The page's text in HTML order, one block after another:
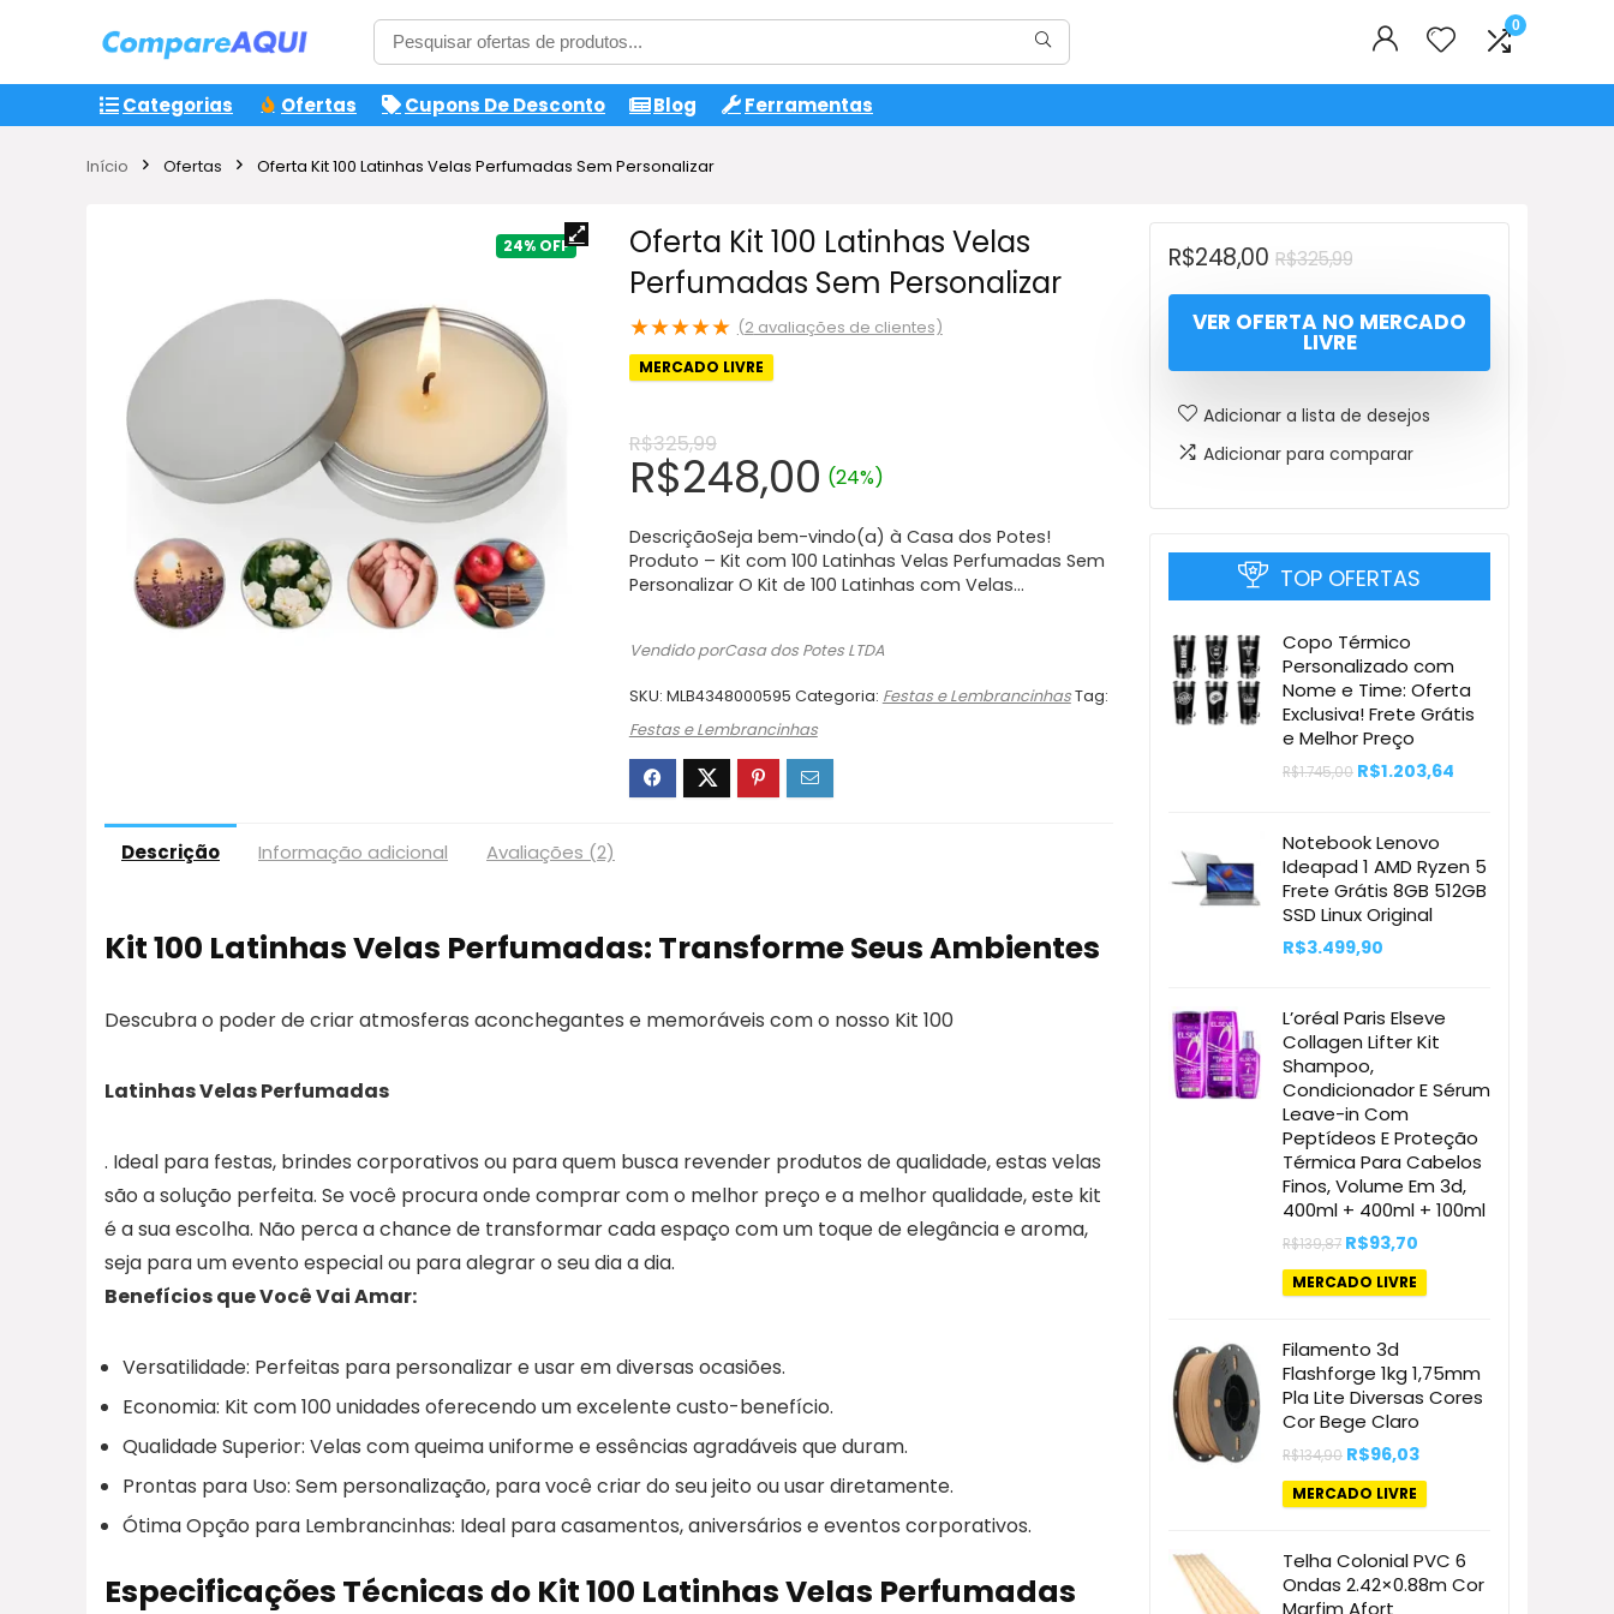
0
Categorias Ofertas Cupons De Desconto Blog Ferramentas
Início Ofertas Oferta Kit 100 Latinhas Velas Perfumadas Sem Personalizar
24%
Oferta Kit 100 Latinhas Velas
Perfumadas Sem Personalizar
★★★★★ (2avaliações de clientes)
MERCADO LIVRE
R$325,99
O
preço
original
era:
R$325,99.
R$248,00O
atual
é:
R$248,00.
(24%)
DescriçãoSeja bem-vindo(a) à Casa dos Potes!
Produto – Kit com 100 Latinhas Velas Perfumadas Sem
Personalizar O Kit de 100 Latinhas com Velas…
Vendido porCasa dos Potes LTDA
SKU: MLB4348000595 Categoria: Festas e LembrancinhasTag:
Festas e Lembrancinhas
Descrição Informação adicional Avaliações (2)
Kit 100 Latinhas Velas Perfumadas: Transforme Seus Ambientes
Descubra o poder de criar atmosferas aconchegantes e memoráveis com o nosso Kit 100
Latinhas Velas Perfumadas
. Ideal para festas, brindes corporativos ou para quem busca revender produtos de qualidade, estas velas
são a solução perfeita. Se você procura onde comprar com o melhor preço e a melhor qualidade, este kit
é a sua escolha. Não perca a chance de transformar cada espaço com um toque de elegância e aroma,
seja para um evento especial ou para alegrar o seu dia a dia.
Benefícios que Você Vai Amar:
Versatilidade: Perfeitas para personalizar e usar em diversas ocasiões.
Economia: Kit com 100 unidades oferecendo um excelente custo-benefício.
Qualidade Superior: Velas com queima uniforme e essências agradáveis que duram.
Prontas para Uso: Sem personalização, para você criar do seu jeito ou usar diretamente.
Ótima Opção para Lembrancinhas: Ideal para casamentos, aniversários e eventos corporativos.
Especificações Técnicas do Kit 100 Latinhas Velas Perfumadas
R$325,99O
preço
original
era:
R$248,00
O
preço
atual
é:
VER OFERTA NO MERCADO
LIVRE
Adicionar a lista de desejos
Adicionar para comparar
TOP OFERTAS
Copo Térmico
Personalizado com
Nome e Time: Oferta
Exclusiva! Frete Grátis
e Melhor Preço
R$1.745,00 O
R$1.745,00.
R$1.203,64
Notebook Lenovo
Ideapad 1 AMD Ryzen 5
Frete Grátis 8GB 512GB
SSD Linux Original
R$3.499,90
L’oréal Paris Elseve
Collagen Lifter Kit
Shampoo,
Condicionador E Sérum
Leave-in Com
Peptídeos E Proteção
Térmica Para Cabelos
Finos, Volume Em 3d,
400ml + 400ml + 100ml
R$139,87 O
preço
original
era:
R$93,70
atual
é:
MERCADO LIVRE
Filamento 3d
Flashforge 1kg 1,75mm
Pla Lite Diversas Cores
Cor Bege Claro
R$134,90 O
preço
original
era:
R$96,03O
atual
é:
MERCADO LIVRE
Telha Colonial PVC 6
Ondas 2.42×0.88m Cor
Marfim Afort